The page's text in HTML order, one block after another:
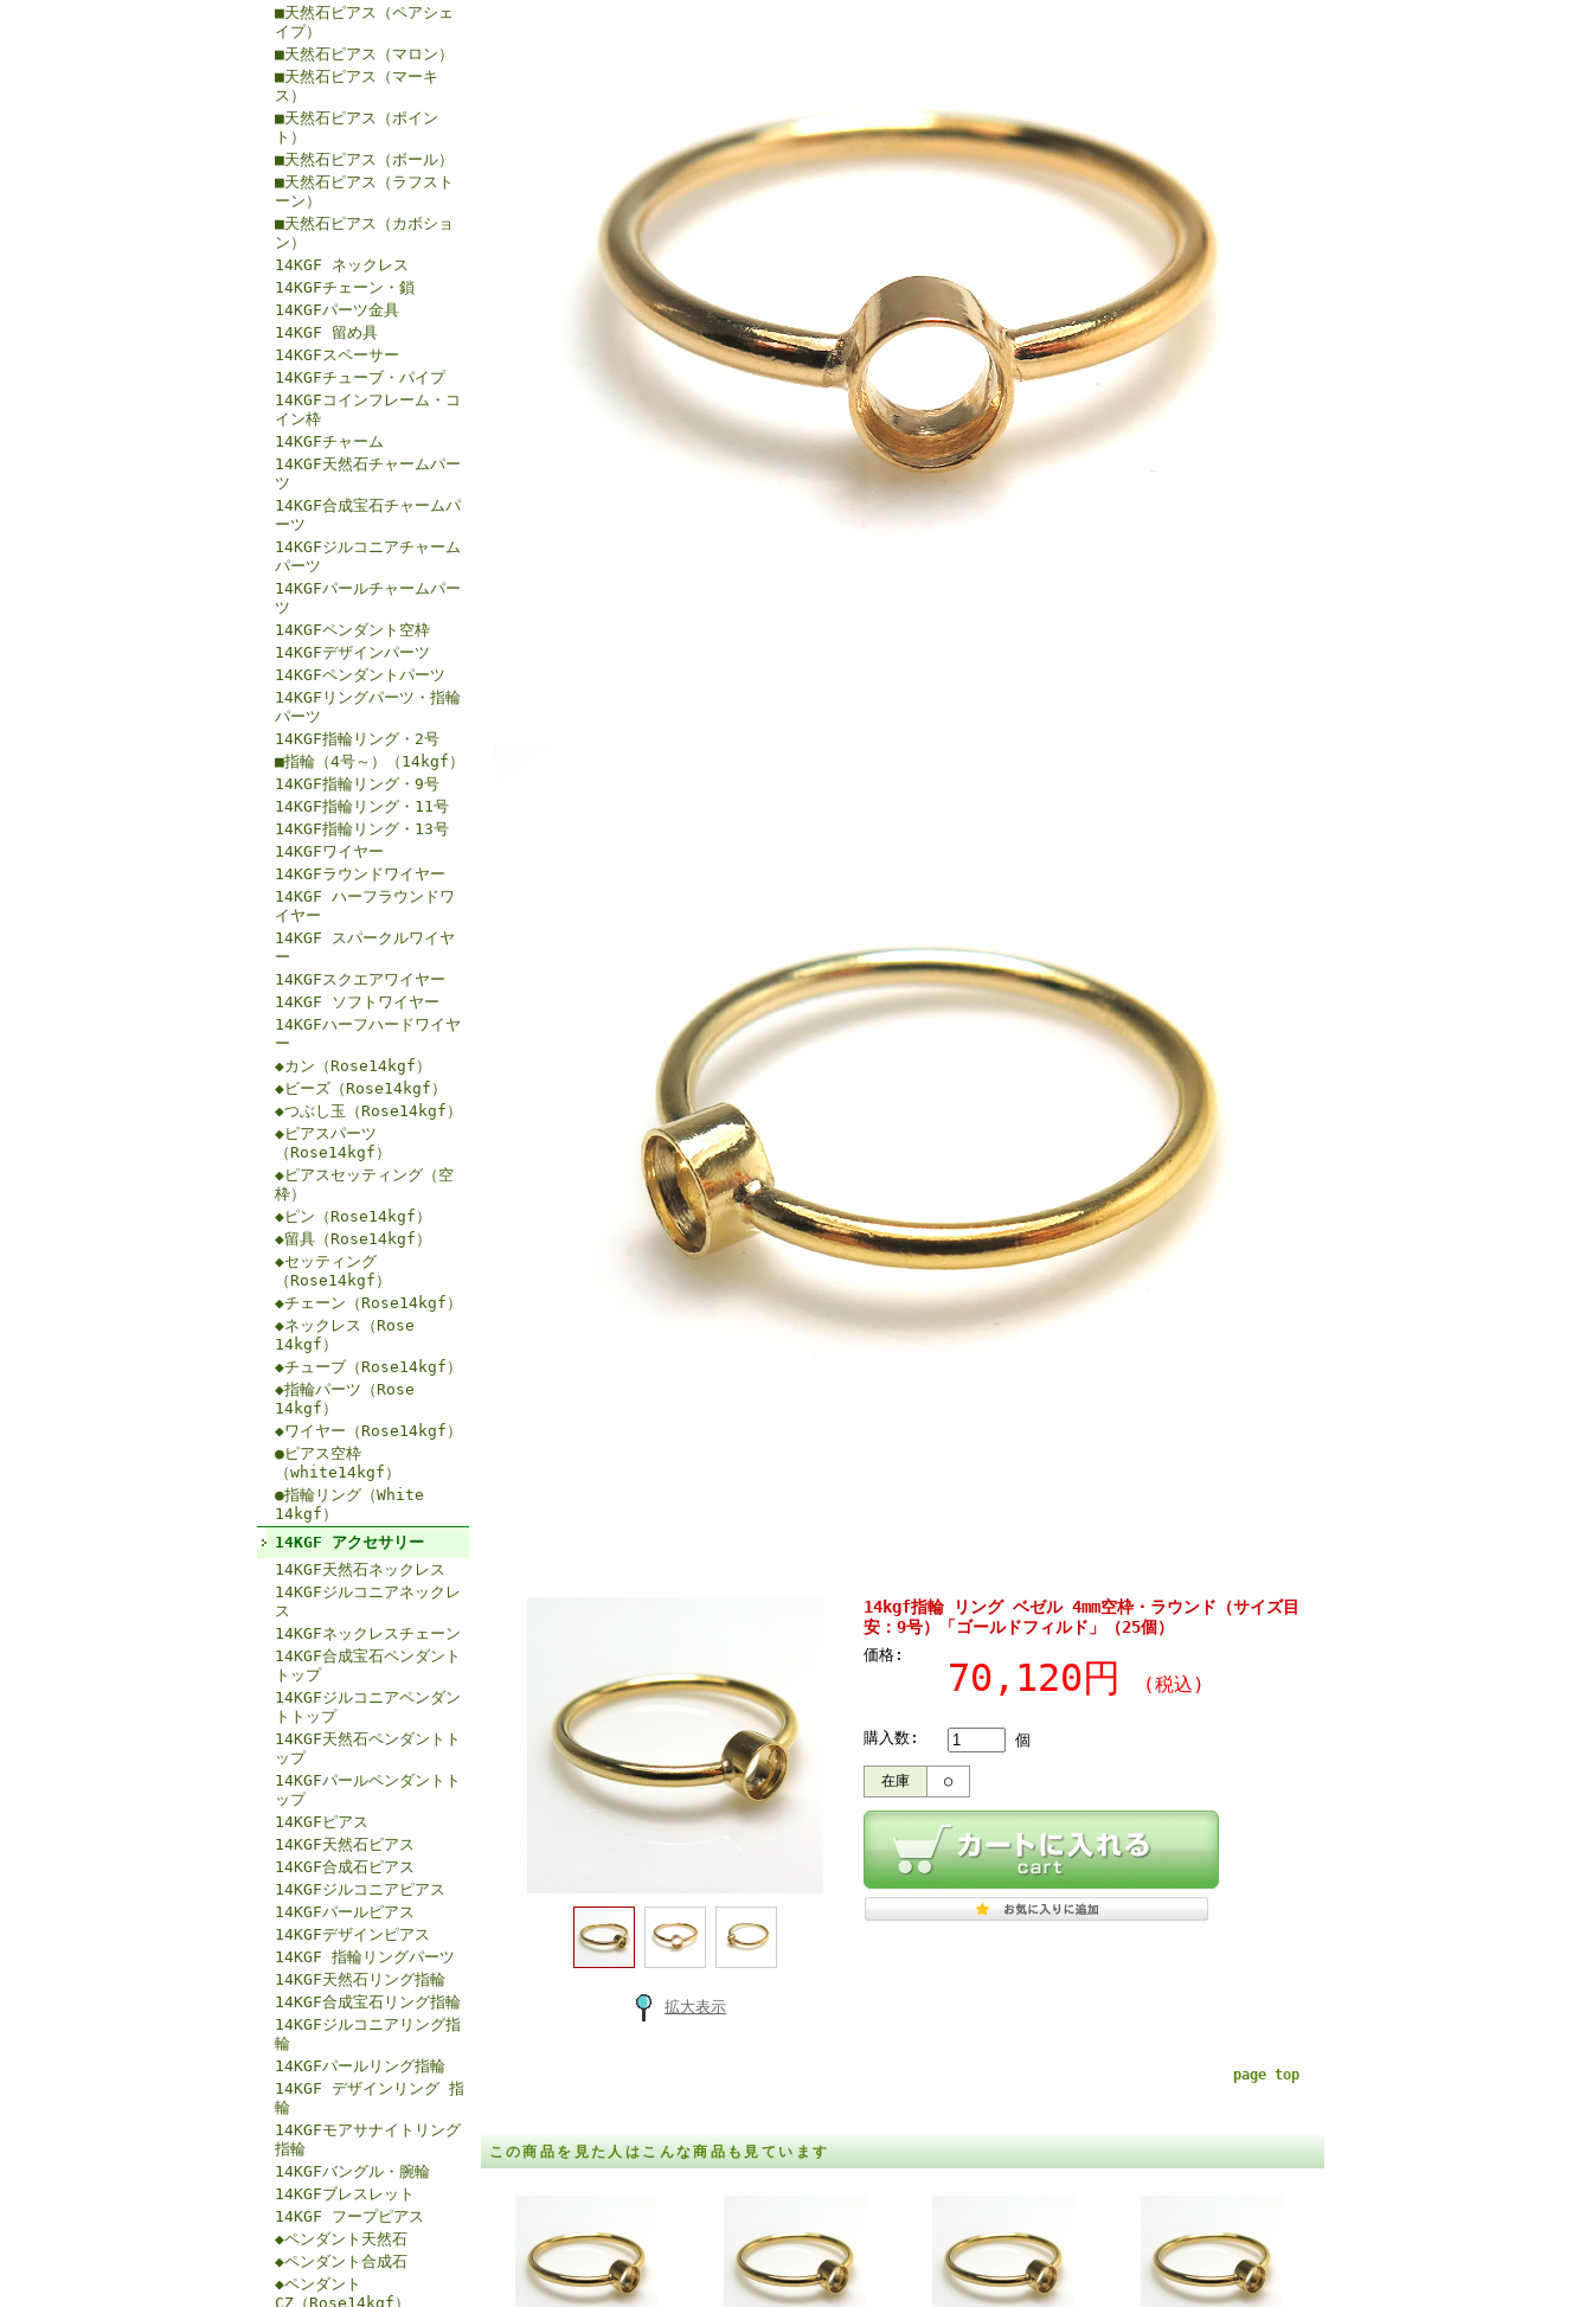
■天然石ピアス（ペアシェ
イプ）
■天然石ピアス（マロン）
■天然石ピアス（マーキ
ス）
■天然石ピアス（ポイン
ト）
■天然石ピアス（ボール）
■天然石ピアス（ラフスト
ーン）
■天然石ピアス（カボショ
ン）
14KGF ネックレス
14KGFチェーン・鎖
14KGFパーツ金具
14KGF 留め具
14KGFスペーサー
14KGFチューブ・パイプ
14KGFコインフレーム・コ
イン枠
14KGFチャーム
14KGF天然石チャームパー
ツ
14KGF合成宝石チャームパ
ーツ
14KGFジルコニアチャーム
パーツ
14KGFパールチャームパー
ツ
14KGFペンダント空枠
14KGFデザインパーツ
14KGFペンダントパーツ
14KGFリングパーツ・指輪
パーツ
14KGF指輪リング・2号
■指輪（4号～）（14kgf）
14KGF指輪リング・9号
14KGF指輪リング・11号
14KGF指輪リング・13号
14KGFワイヤー
14KGFラウンドワイヤー
14KGF ハーフラウンドワ
イヤー
14KGF スパークルワイヤ
ー
14KGFスクエアワイヤー
14KGF ソフトワイヤー
14KGFハーフハードワイヤ
ー
◆カン（Rose14kgf）
◆ビーズ（Rose14kgf）
◆つぶし玉（Rose14kgf）
◆ピアスパーツ
（Rose14kgf）
◆ピアスセッティング（空
枠）
◆ピン（Rose14kgf）
◆留具（Rose14kgf）
◆セッティング
（Rose14kgf）
◆チェーン（Rose14kgf）
◆ネックレス（Rose
14kgf）
◆チューブ（Rose14kgf）
◆指輪パーツ（Rose
14kgf）
◆ワイヤー（Rose14kgf）
●ピアス空枠
（white14kgf）
●指輪リング（White
14kgf）
14KGF アクセサリー
14KGF天然石ネックレス
14KGFジルコニアネックレ
ス
14KGFネックレスチェーン
14KGF合成宝石ペンダント
トップ
14KGFジルコニアペンダン
トトップ
14KGF天然石ペンダントト
ップ
14KGFパールペンダントト
ップ
14KGFピアス
14KGF天然石ピアス
14KGF合成石ピアス
14KGFジルコニアピアス
14KGFパールピアス
14KGFデザインピアス
14KGF 指輪リングパーツ
14KGF天然石リング指輪
14KGF合成宝石リング指輪
14KGFジルコニアリング指
輪
14KGFパールリング指輪
14KGF デザインリング 指
輪
14KGFモアサナイトリング
指輪
14KGFバングル・腕輪
14KGFブレスレット
14KGF フープピアス
◆ペンダント天然石
◆ペンダント合成石
◆ペンダント
CZ（Rose14kgf）
拡大表示
14kgf指輪 リング ベゼル 4mm空枠・ラウンド（サイズ目
安：9号）「ゴールドフィルド」（25個）
価格:
70,120円 (税込)
購入数: 個
在庫 ○
page top
この商品を見た人はこんな商品も見ています